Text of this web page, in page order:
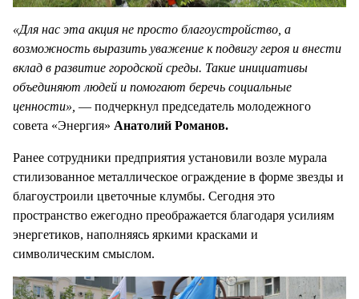
«Для нас эта акция не просто благоустройство, а
возможность выразить уважение к подвигу героя и внести
вклад в развитие городской среды. Такие инициативы
объединяют людей и помогают беречь социальные
ценности», — подчеркнул председатель молодежного
совета «Энергия» Анатолий Романов.
Ранее сотрудники предприятия установили возле мурала
стилизованное металлическое ограждение в форме звезды и
благоустроили цветочные клумбы. Сегодня это
пространство ежегодно преображается благодаря усилиям
энергетиков, наполняясь яркими красками и
символическим смыслом.